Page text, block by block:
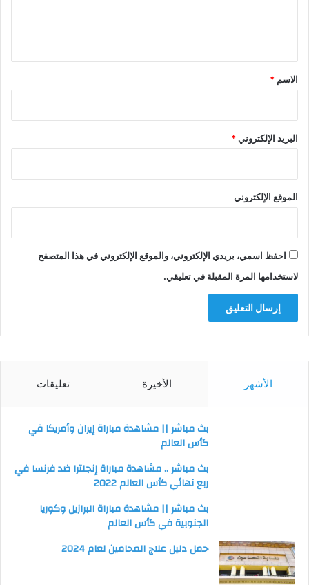
*
الاسم *
البريد الإلكتروني*
الموقع الإلكتروني
احفظ اسمي، بريدي الإلكتروني، والموقع الإلكتروني في هذا المتصفح
لاستخدامها المرة المقبلة في تعليقي.
الأشهر الأخيرة تعليقات
بث مباشر || مشاهدة مباراة إيران وأمريكا في
كأس العالم
بث مباشر .. مشاهدة مباراة إنجلترا ضد فرنسا في
ربع نهائي كأس العالم 2022
بث مباشر || مشاهدة مباراة البرازيل وكوريا
الجنوبية في كأس العالم
حمل دليل علاج المحامين لعام 2024